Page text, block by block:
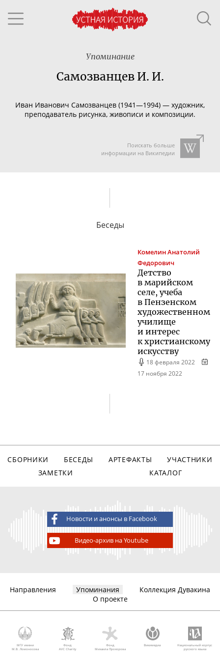
Упоминание
Самозванцев И. И.
Иван Иванович Самозванцев (1941—1994) — художник,
преподаватель рисунка, живописи и композиции.
Поискать больше
информации на Википедии
Беседы
КомелинАнатолий
Федорович
Детство
в марийском
селе, учеба
в Пензенском
художественном
училище
и интерес
к христианскому
искусству
18 февраля 2022
17 ноября 2022
СБОРНИКИ БЕСЕДЫ АРТЕФАКТЫ
УЧАСТНИКИ
ЗАМЕТКИ
КАТАЛОГ
Новости и анонсы в Facebook
Видео-архив на Youtube
Направления Упоминания
Коллекция Дувакина
О проекте
МГУ имени
М.В. Ломоносова
Фонд
AVC Charity
Фонд
Михаила Прохорова
Викимедиа
Национальный корпус
русского языка